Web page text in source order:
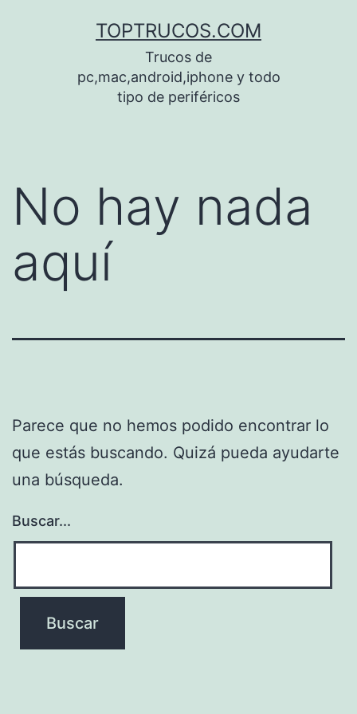
TOPTRUCOS.COM
Trucos de
pc,mac,android,iphone y todo
tipo de periféricos
No hay nada
aquí
Parece que no hemos podido encontrar lo
que estás buscando. Quizá pueda ayudarte
una búsqueda.
Buscar...